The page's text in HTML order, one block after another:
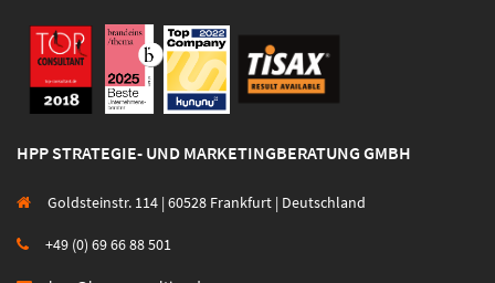
HPP STRATEGIE- UND MARKETINGBERATUNG GMBH
Goldsteinstr. 114 | 60528 Frankfurt | Deutschland
+49 (0) 69 66 88 501